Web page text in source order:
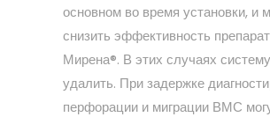
основном во время установки, и
снизить эффективность
Мирена®. В этих случаях
удалить. При задержке
перфорации и миграции ВМС